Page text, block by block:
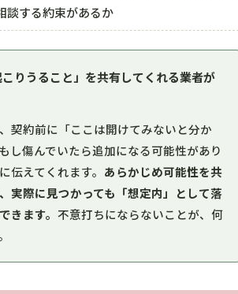
談する約束があるか
りうること」を共有してくれる業者が
契約前に「ここは開けてみないと分か
し傷んでいたら追加になる可能性があり
伝えてくれます。 あらかじめ可能性を共
実際に見つかっても「想定内」として落
きます。 不意打ちにならないことが、何